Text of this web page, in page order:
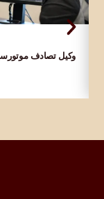
وکیل تصادف